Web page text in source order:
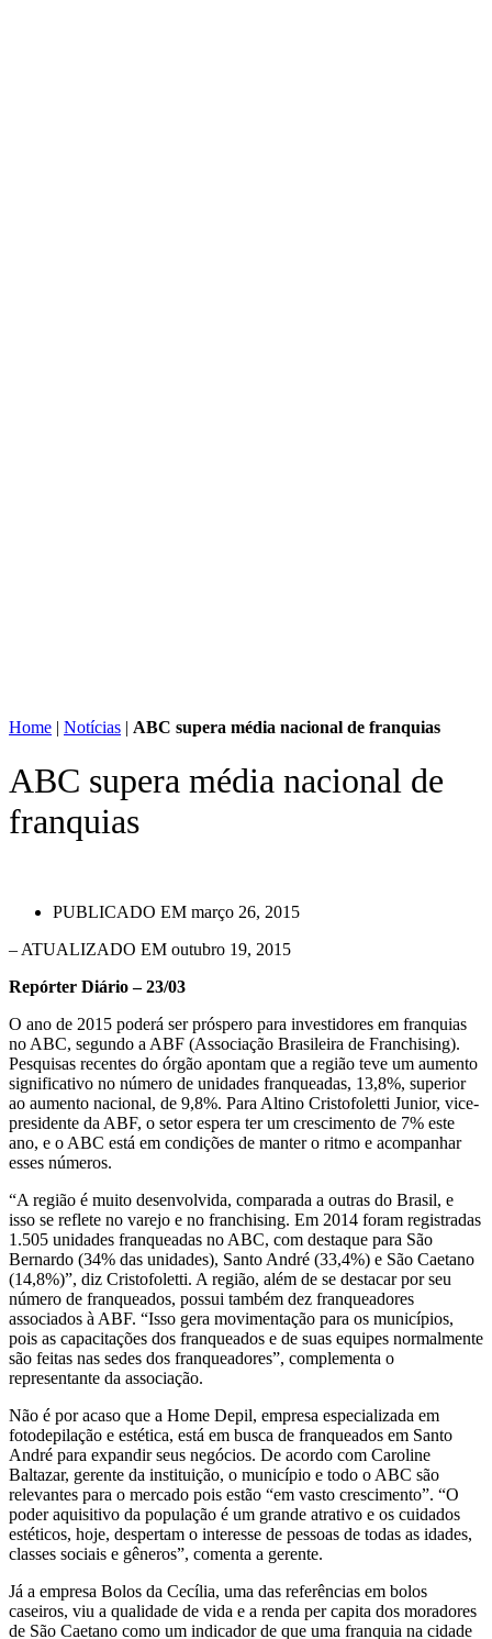
Home | Notícias | ABC supera média nacional de franquias
ABC supera média nacional de
franquias
PUBLICADO EM março 26, 2015
– ATUALIZADO EM outubro 19, 2015
Repórter Diário – 23/03
O ano de 2015 poderá ser próspero para investidores em franquias
no ABC, segundo a ABF (Associação Brasileira de Franchising).
Pesquisas recentes do órgão apontam que a região teve um aumento
significativo no número de unidades franqueadas, 13,8%, superior
ao aumento nacional, de 9,8%. Para Altino Cristofoletti Junior, vice-
presidente da ABF, o setor espera ter um crescimento de 7% este
ano, e o ABC está em condições de manter o ritmo e acompanhar
esses números.
“A região é muito desenvolvida, comparada a outras do Brasil, e
isso se reflete no varejo e no franchising. Em 2014 foram registradas
1.505 unidades franqueadas no ABC, com destaque para São
Bernardo (34% das unidades), Santo André (33,4%) e São Caetano
(14,8%)”, diz Cristofoletti. A região, além de se destacar por seu
número de franqueados, possui também dez franqueadores
associados à ABF. “Isso gera movimentação para os municípios,
pois as capacitações dos franqueados e de suas equipes normalmente
são feitas nas sedes dos franqueadores”, complementa o
representante da associação.
Não é por acaso que a Home Depil, empresa especializada em
fotodepilação e estética, está em busca de franqueados em Santo
André para expandir seus negócios. De acordo com Caroline
Baltazar, gerente da instituição, o município e todo o ABC são
relevantes para o mercado pois estão “em vasto crescimento”. “O
poder aquisitivo da população é um grande atrativo e os cuidados
estéticos, hoje, despertam o interesse de pessoas de todas as idades,
classes sociais e gêneros”, comenta a gerente.
Já a empresa Bolos da Cecília, uma das referências em bolos
caseiros, viu a qualidade de vida e a renda per capita dos moradores
de São Caetano como um indicador de que uma franquia na cidade